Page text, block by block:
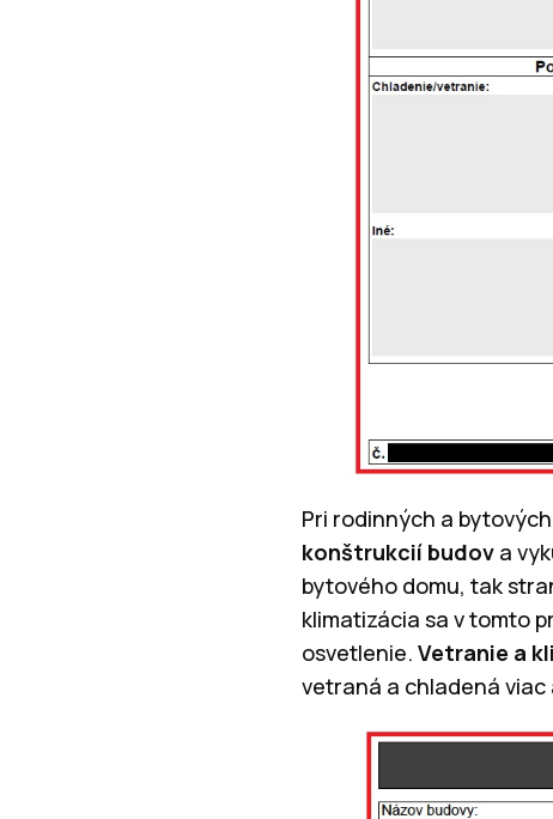
Pri rodinných a
konštrukcií budov a
bytového domu, tak
klimatizácia sa v tomto
osvetlenie. Vetranie a
vetraná a chladená viac